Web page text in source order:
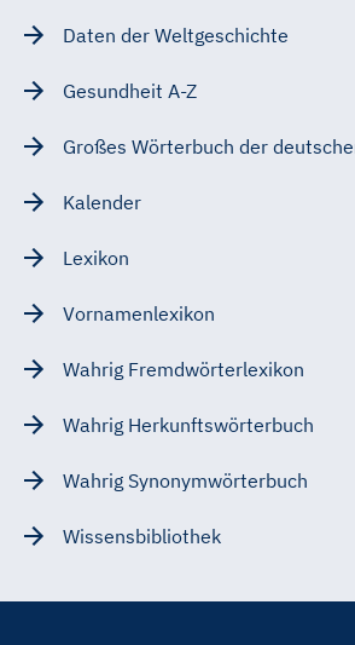
Daten der Weltgeschichte
Gesundheit A-Z
Großes Wörterbuch der
Kalender
Lexikon
Vornamenlexikon
Wahrig Fremdwörterlexikon
Wahrig Herkunftswörterbuch
Wahrig Synonymwörterbuch
Wissensbibliothek